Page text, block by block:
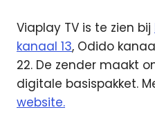
Viaplay TV is te zien bij
kanaal 13, Odido
22. De zender maakt
digitale basispakket.
website.